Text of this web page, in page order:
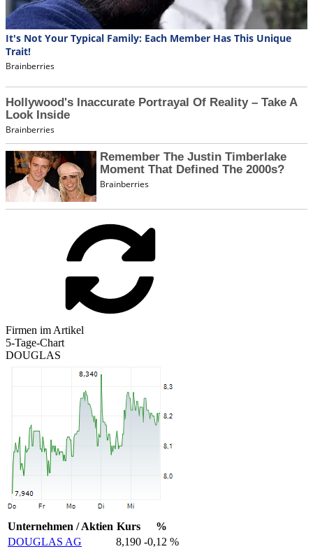
Firmen im Artikel
5-Tage-Chart
DOUGLAS
Unternehmen / Aktien Kurs
%
DOUGLAS AG
8,190 -0,12 %